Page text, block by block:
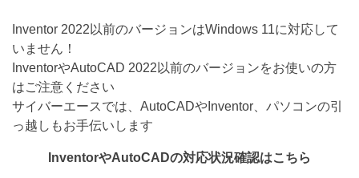
Inventor 2022以前のバージョンはWindows 11に対応して
いません！
InventorやAutoCAD 2022以前のバージョンをお使いの方
はご注意ください
サイバーエースでは、AutoCADやInventor、パソコンの引
っ越しもお手伝いします
InventorやAutoCADの対応状況確認はこちら